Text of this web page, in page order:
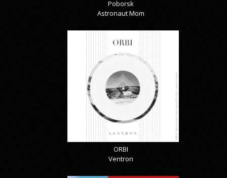
Poborsk
Astronaut Mom
ORBI
Ventron